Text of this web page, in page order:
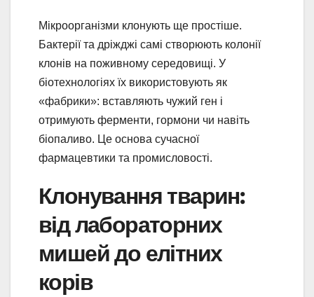
Мікроорганізми клонують ще простіше.
Бактерії та дріжджі самі створюють колонії
клонів на поживному середовищі. У
біотехнологіях їх використовують як
«фабрики»: вставляють чужий ген і
отримують ферменти, гормони чи навіть
біопаливо. Це основа сучасної
фармацевтики та промисловості.
Клонування тварин:
від лабораторних
мишей до елітних
корів